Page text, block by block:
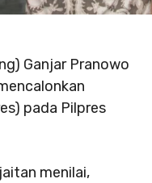
Ganjar Pranowo
pada Pilpres
menilai,